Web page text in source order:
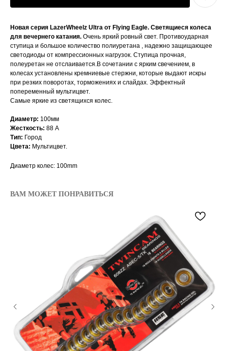
Новая серия LazerWheelz Ultra от Flying Eagle. Светящиеся колеса
для вечернего катания. Очень яркий ровный свет. Противоударная
ступица и большое количество полиуретана , надежно защищающее
светодиоды от компрессионных нагрузок. Ступица прочная,
полеуретан не отслаивается.В сочетании с ярким свечением, в
колесах установлены кремниевые стержни, которые выдают искры
при резких поворотах, торможениях и слайдах. Эффектный
попеременный мультицвет.
Самые яркие из светящихся колес.
Диаметр: 100мм
Жесткость: 88 А
Тип: Город
Цвета: Мультицвет.
Диаметр колес: 100mm
ВАМ МОЖЕТ ПОНРАВИТЬСЯ